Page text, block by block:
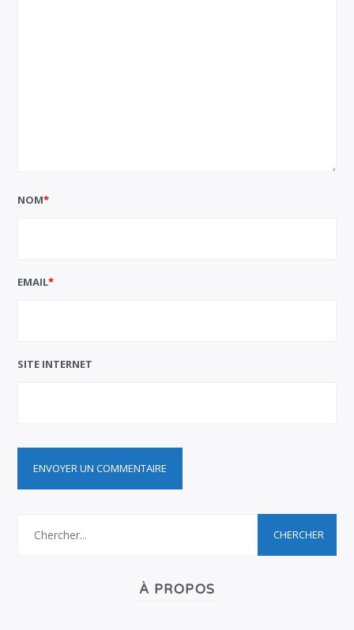
NOM*
EMAIL*
SITE INTERNET
À PROPOS